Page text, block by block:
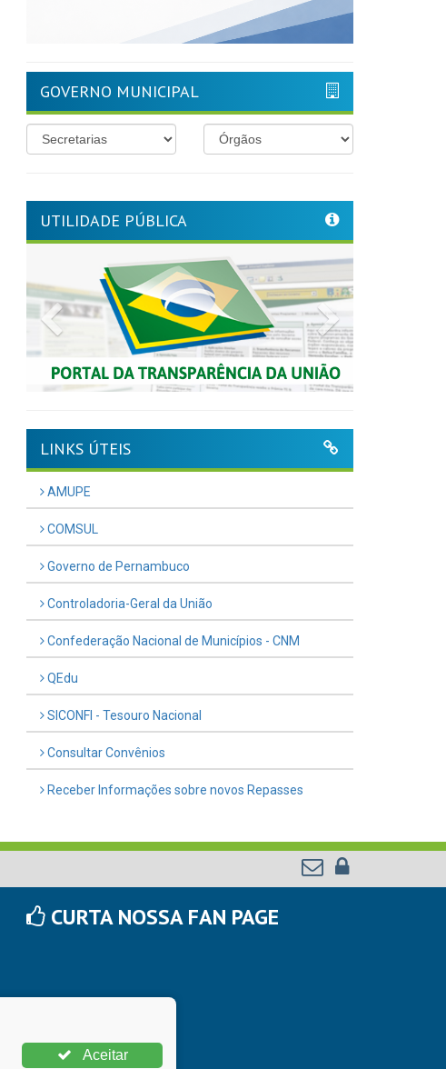
GOVERNO MUNICIPAL
UTILIDADE PÚBLICA
Previous
LINKS ÚTEIS
AMUPE
COMSUL
Governo de Pernambuco
Controladoria-Geral da União
Confederação Nacional de Municípios - CNM
QEdu
SICONFI - Tesouro Nacional
Consultar Convênios
Receber Informações sobre novos Repasses
CURTA NOSSA FAN PAGE
Aceitar